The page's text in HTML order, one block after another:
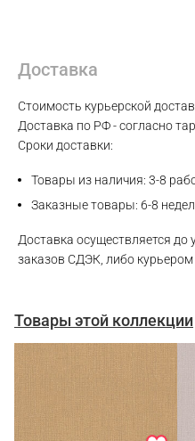
Доставка
Стоимость курьерской
Доставка по РФ - согласно
Сроки доставки:
Товары из наличия: 3-8
Заказные товары: 6-8
Доставка осуществляется
заказов СДЭК, либо
Товары этой коллекции
Max